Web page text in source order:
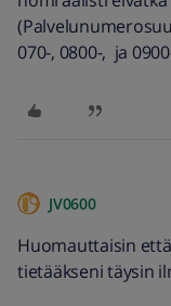
070-, 0800-, ja
JV0600
Huomauttaisin
tietääkseni täysin